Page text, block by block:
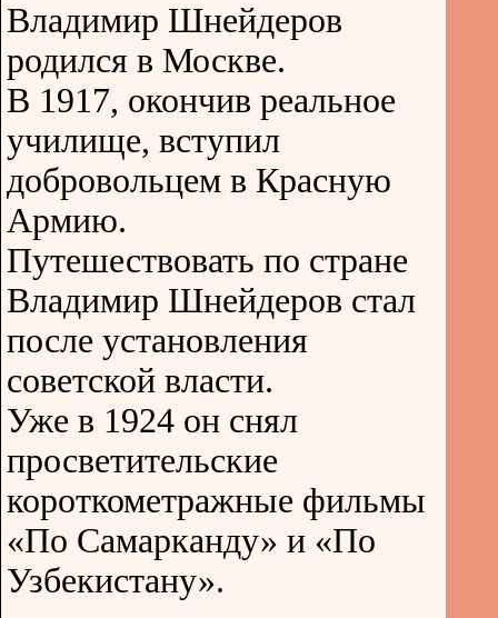
Владимир Шнейдеров
родился в Москве.
В 1917, окончив реальное
училище, вступил
добровольцем в Красную
Армию.
Путешествовать по стране
Владимир Шнейдеров стал
после установления
советской власти.
Уже в 1924 он снял
просветительские
короткометражные фильмы
«По Самарканду» и «По
Узбекистану».